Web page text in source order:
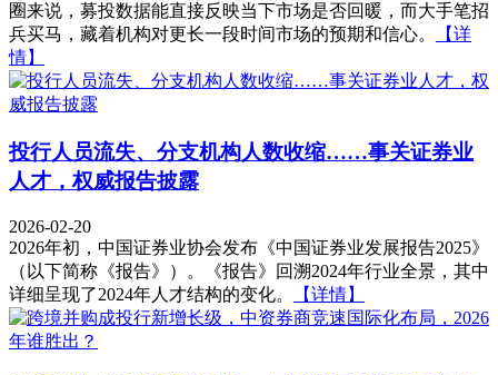
圈来说，募投数据能直接反映当下市场是否回暖，而大手笔招
兵买马，藏着机构对更长一段时间市场的预期和信心。
【详
情】
投行人员流失、分支机构人数收缩……事关证券业
人才，权威报告披露
2026-02-20
2026年初，中国证券业协会发布《中国证券业发展报告2025》
（以下简称《报告》）。《报告》回溯2024年行业全景，其中
详细呈现了2024年人才结构的变化。
【详情】